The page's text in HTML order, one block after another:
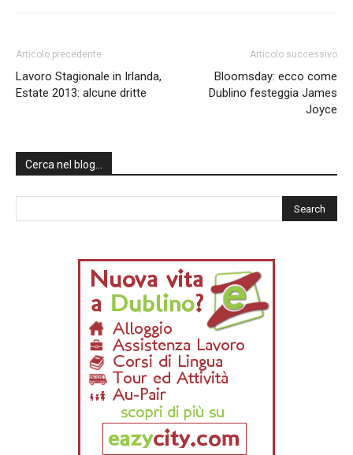
Articolo precedente
Lavoro Stagionale in Irlanda,
Estate 2013: alcune dritte
Articolo successivo
Bloomsday: ecco come
Dublino festeggia James
Joyce
Cerca nel blog…